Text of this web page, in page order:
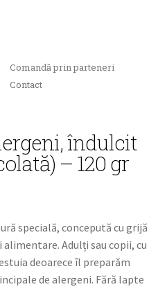
Comandă prin parteneri
Contact
îndulcit
– 120 gr
specială, concepută cu grijă
Adulți sau copii, cu
deoarece îl preparăm
de alergeni. Fără lapte